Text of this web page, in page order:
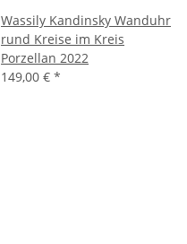
Wassily Kandinsky Wanduhr
rund Kreise im Kreis
Porzellan 2022
149,00 € *